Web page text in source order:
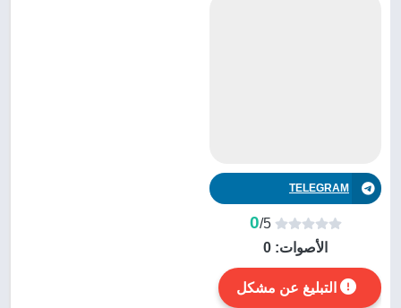
TELEGRAM
0/5
الأصوات: 0
التبليغ عن مشكل